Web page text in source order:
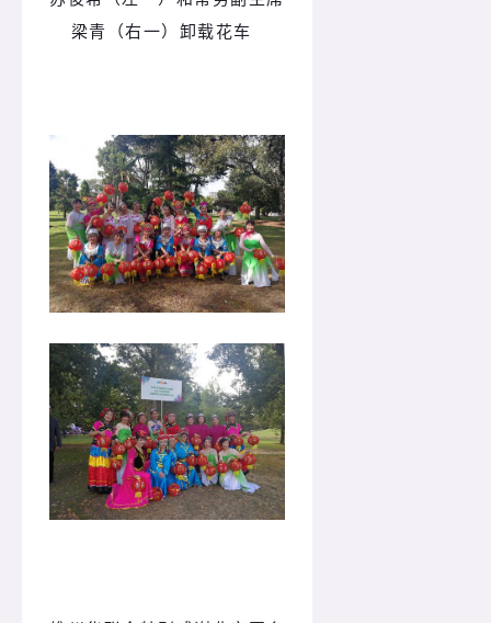
梁青（右一）卸载花车